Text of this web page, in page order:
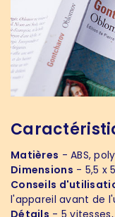
Matières - ABS,
Dimensions - 5,5 x
Conseils
l'appareil avant de